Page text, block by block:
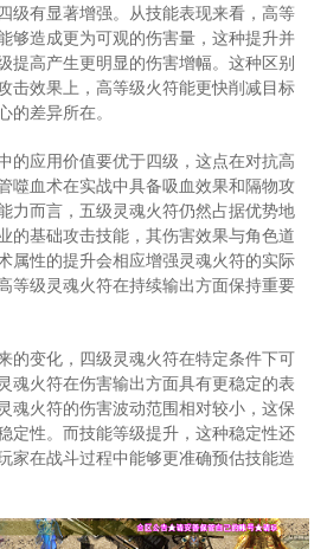
级有显著增强。从技能表现来看，高等
够造成更为可观的伤害量，这种提升并
提高产生更明显的伤害增幅。这种区别
击效果上，高等级火符能更快削减目标
的差异所在。
的应用价值要优于四级，这点在对抗高
噬血术在实战中具备吸血效果和隔物攻
力而言，五级灵魂火符仍然占据优势地
的基础攻击技能，其伤害效果与角色道
属性的提升会相应增强灵魂火符的实际
等级灵魂火符在持续输出方面保持重要
的变化，四级灵魂火符在特定条件下可
魂火符在伤害输出方面具有更稳定的表
魂火符的伤害波动范围相对较小，这保
定性。而技能等级提升，这种稳定性还
家在战斗过程中能够更准确预估技能造